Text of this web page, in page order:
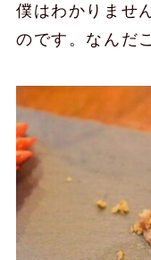
僕はわかりませ
のです。なんだ